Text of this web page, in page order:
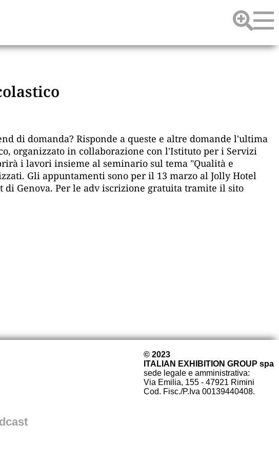
di domanda? Risponde a queste e altre domande l'ultima
organizzato in collaborazione con l'Istituto per i Servizi
i lavori insieme al seminario sul tema "Qualità e
Gli appuntamenti sono per il 13 marzo al Jolly Hotel
Genova. Per le adv iscrizione gratuita tramite il sito
© 2023
ITALIAN EXHIBITION GROUP spa
sede legale e amministrativa:
Via Emilia, 155 - 47921 Rimini
Cod. Fisc./P.Iva 00139440408.